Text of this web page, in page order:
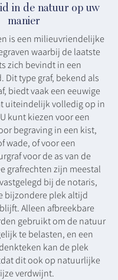
in de natuur op uw
manier
is een milieuvriendelijke
waarbij de laatste
zich bevindt in een
Dit type graf, bekend als
biedt vaak een eeuwige
uiteindelijk volledig op in
kunt kiezen voor een
begraving in een kist,
wade, of voor een
voor de as van de
grafrechten zijn meestal
bij de notaris,
bijzondere plek altijd
Alleen afbreekbare
gebruikt om de natuur
te belasten, en een
kan de plek
dit ook op natuurlijke
verdwijnt.